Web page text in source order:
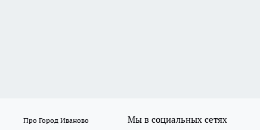
Про Город Иваново
Мы в социальных сетях